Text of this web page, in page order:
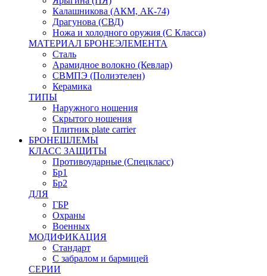
Калашникова (АКМ, АК-74)
Драгунова (СВД)
Ножа и холодного оружия (С Класса)
МАТЕРИАЛ БРОНЕЭЛЕМЕНТА
Сталь
Арамидное волокно (Кевлар)
СВМПЭ (Полиэтелен)
Керамика
ТИПЫ
Наружного ношения
Скрытого ношения
Плитник plate carrier
БРОНЕШЛЕМЫ
КЛАСС ЗАЩИТЫ
Противоударные (Спецкласс)
Бр1
Бр2
ДЛЯ
ГБР
Охраны
Военных
МОДИФИКАЦИЯ
Стандарт
С забралом и бармицей
СЕРИИ